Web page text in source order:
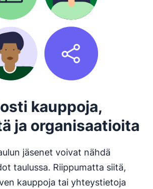
kauppoja,
ja organisaatioita
jäsenet voivat nähdä
taulussa. Riippumatta siitä,
kauppoja tai yhteystietoja